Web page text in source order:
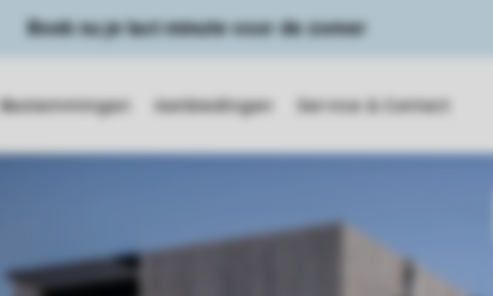
Boek nu je last minute voor de zomer
Bestemmingen Aanbiedingen Service & Contact